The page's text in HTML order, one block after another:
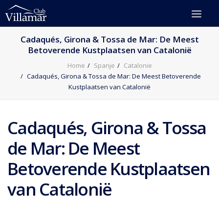
Cadaqués, Girona & Tossa de Mar: De Meest
Betoverende Kustplaatsen van Catalonië
Home Spanje
Catalonie
Cadaqués, Girona & Tossa de Mar: De Meest Betoverende
Kustplaatsen van Catalonië
Cadaqués, Girona & Tossa
de Mar: De Meest
Betoverende Kustplaatsen
van Catalonië